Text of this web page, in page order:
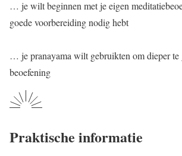
… je wilt beginnen met je eigen
goede voorbereiding nodig hebt
… je pranayama wilt gebruikten om dieper te
beoefening
Praktische informatie